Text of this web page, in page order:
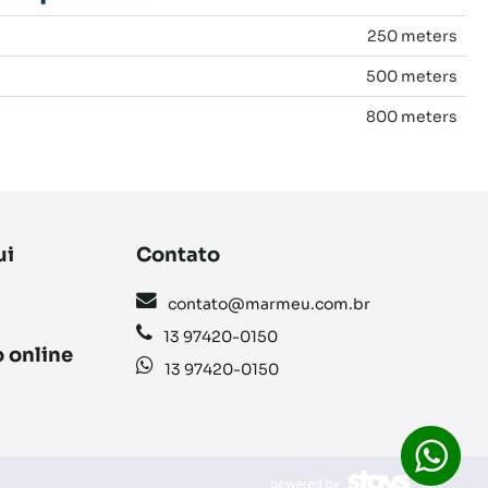
250 meters
500 meters
800 meters
online
Contato
contato@marmeu.com.br
13 97420-0150
13 97420-0150